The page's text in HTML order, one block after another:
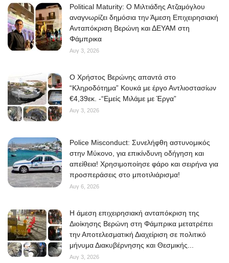
Political Maturity: Ο Μιλτιάδης Ατζαμόγλου
αναγνωρίζει δημόσια την Άμεση Επιχειρησιακή
Ανταπόκριση Βερώνη και ΔΕΥΑΜ στη
Φάμπρικα
Αυγ 3, 2026
O Χρήστος Βερώνης απαντά στο
“Κληροδότημα” Κουκά με έργο Αντλιοστασίων
€4,39εκ. -“Εμείς Μιλάμε με Έργα”
Αυγ 3, 2026
Police Misconduct: Συνελήφθη αστυνομικός
στην Μύκονο, για επικίνδυνη οδήγηση και
απείθεια! Χρησιμοποίησε φάρο και σειρήνα για
προσπεράσεις στο μποτιλιάρισμα!
Αυγ 6, 2026
Η άμεση επιχειρησιακή ανταπόκριση της
Διοίκησης Βερώνη στη Φάμπρικα μετατρέπει
την Αποτελεσματική Διαχείριση σε πολιτικό
μήνυμα Διακυβέρνησης και Θεσμικής...
Αυγ 3, 2026